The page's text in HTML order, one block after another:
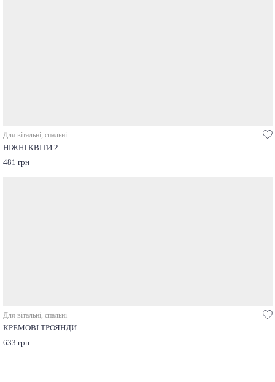
Для вітальні, спальні
НІЖНІ КВІТИ 2
481 грн
Для вітальні, спальні
КРЕМОВІ ТРОЯНДИ
633 грн